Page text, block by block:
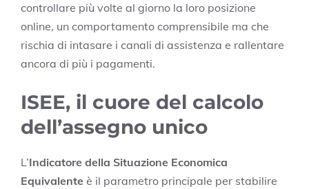
controllare più volte al giorno la loro posizione
online, un comportamento comprensibile ma che
rischia di intasare i canali di assistenza e rallentare
ancora di più i pagamenti.
ISEE, il cuore del calcolo
dell’assegno unico
L’Indicatore della Situazione Economica
Equivalente è il parametro principale per stabilire